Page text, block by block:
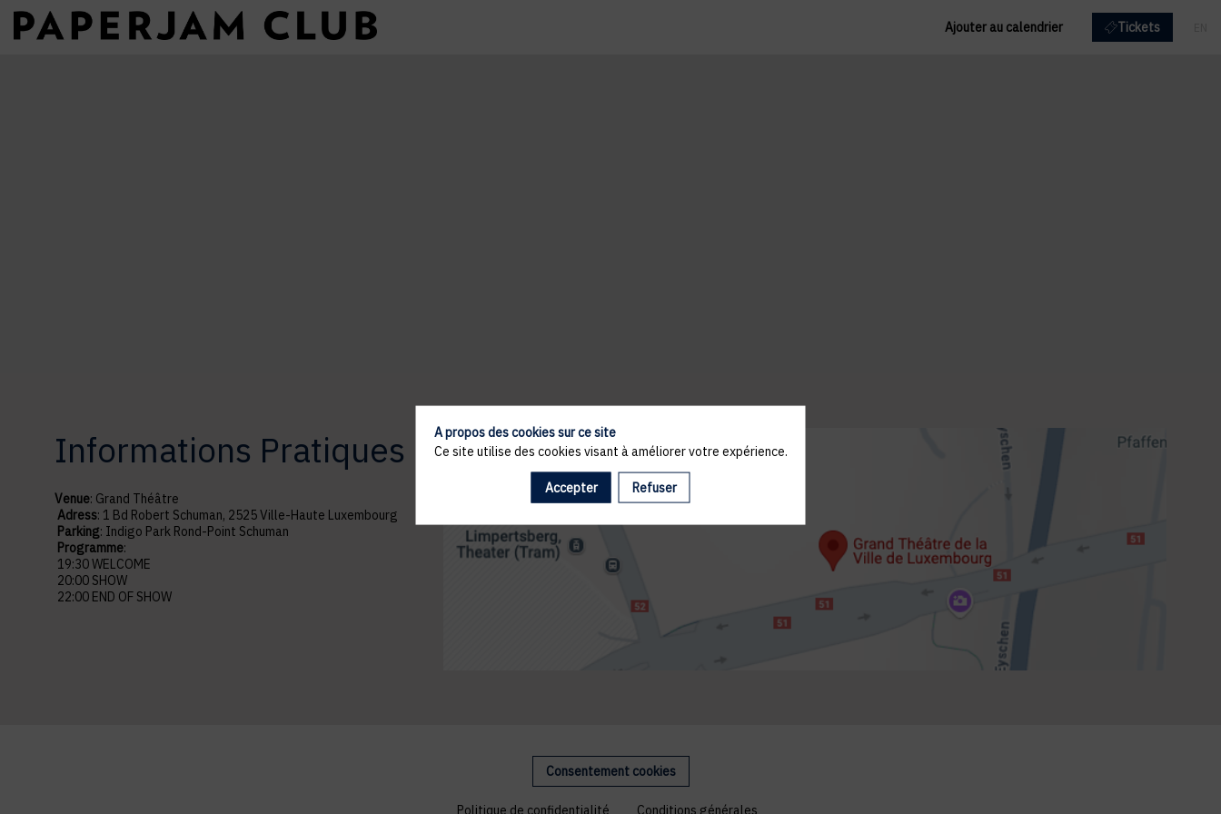
Ajouter au calendrier Tickets
Informations Pratiques
Venue: Grand Théâtre
Adress: 1 Bd Robert Schuman, 2525 Ville-Haute Luxembourg
Parking: Indigo Park Rond-Point Schuman
Programme:
19:30 WELCOME
20:00 SHOW
22:00 END OF SHOW
Consentement cookies
Politique de confidentialité Conditions générales
A propos des cookies sur ce site
Ce site utilise des cookies visant à améliorer votre expérience.
Accepter Refuser